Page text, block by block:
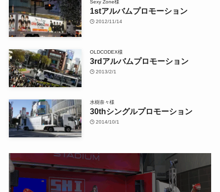
Sexy Zone様
1stアルバムプロモーション
2012/11/14
OLDCODEX様
3rdアルバムプロモーション
2013/2/1
水樹奈々様
30thシングルプロモーション
2014/10/1